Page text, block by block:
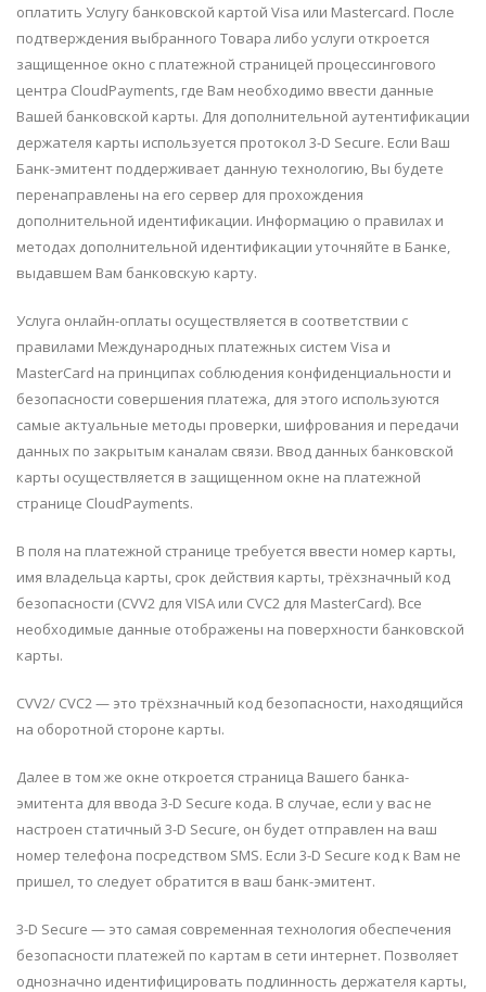
оплатить Услугу банковской картой Visa или Mastercard. После
подтверждения выбранного Товара либо услуги откроется
защищенное окно с платежной страницей процессингового
центра CloudPayments, где Вам необходимо ввести данные
Вашей банковской карты. Для дополнительной аутентификации
держателя карты используется протокол 3-D Secure. Если Ваш
Банк-эмитент поддерживает данную технологию, Вы будете
перенаправлены на его сервер для прохождения
дополнительной идентификации. Информацию о правилах и
методах дополнительной идентификации уточняйте в Банке,
выдавшем Вам банковскую карту.
Услуга онлайн-оплаты осуществляется в соответствии с
правилами Международных платежных систем Visa и
MasterCard на принципах соблюдения конфиденциальности и
безопасности совершения платежа, для этого используются
самые актуальные методы проверки, шифрования и передачи
данных по закрытым каналам связи. Ввод данных банковской
карты осуществляется в защищенном окне на платежной
странице CloudPayments.
В поля на платежной странице требуется ввести номер карты,
имя владельца карты, срок действия карты, трёхзначный код
безопасности (CVV2 для VISA или CVC2 для MasterCard). Все
необходимые данные отображены на поверхности банковской
карты.
CVV2/ CVC2 — это трёхзначный код безопасности, находящийся
на оборотной стороне карты.
Далее в том же окне откроется страница Вашего банка-
эмитента для ввода 3-D Secure кода. В случае, если у вас не
настроен статичный 3-D Secure, он будет отправлен на ваш
номер телефона посредством SMS. Если 3-D Secure код к Вам не
пришел, то следует обратится в ваш банк-эмитент.
3-D Secure — это самая современная технология обеспечения
безопасности платежей по картам в сети интернет. Позволяет
однозначно идентифицировать подлинность держателя карты,